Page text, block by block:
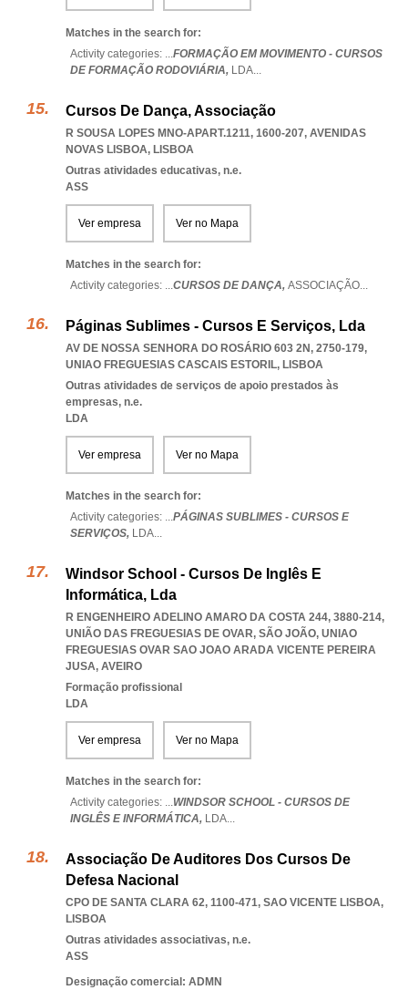
Matches in the search for:
Activity categories: ...FORMAÇÃO EM MOVIMENTO - CURSOS
DE FORMAÇÃO RODOVIÁRIA, LDA...
Cursos De Dança, Associação
R SOUSA LOPES MNO-APART.1211, 1600-207, AVENIDAS
NOVAS LISBOA, LISBOA
Outras atividades educativas, n.e.
ASS
Ver empresa Ver no Mapa
Matches in the search for:
Activity categories: ...CURSOS DE DANÇA, ASSOCIAÇÃO...
Páginas Sublimes - Cursos E Serviços, Lda
AV DE NOSSA SENHORA DO ROSÁRIO 603 2N, 2750-179,
UNIAO FREGUESIAS CASCAIS ESTORIL, LISBOA
Outras atividades de serviços de apoio prestados às
empresas, n.e.
LDA
Ver empresa Ver no Mapa
Matches in the search for:
Activity categories: ...PÁGINAS SUBLIMES - CURSOS E
SERVIÇOS, LDA...
Windsor School - Cursos De Inglês E
Informática, Lda
R ENGENHEIRO ADELINO AMARO DA COSTA 244, 3880-214,
UNIÃO DAS FREGUESIAS DE OVAR, SÃO JOÃO, UNIAO
FREGUESIAS OVAR SAO JOAO ARADA VICENTE PEREIRA
JUSA, AVEIRO
Formação profissional
LDA
Ver empresa Ver no Mapa
Matches in the search for:
Activity categories: ...WINDSOR SCHOOL - CURSOS DE
INGLÊS E INFORMÁTICA, LDA...
Associação De Auditores Dos Cursos De
Defesa Nacional
CPO DE SANTA CLARA 62, 1100-471, SAO VICENTE LISBOA,
LISBOA
Outras atividades associativas, n.e.
ASS
Designação comercial: ADMN